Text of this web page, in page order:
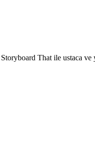
That ile ustaca